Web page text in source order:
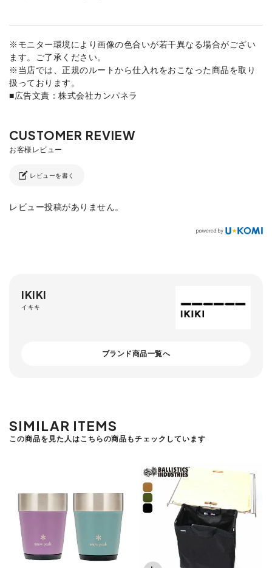
※モニター環境により画像の色合いが若干異なる場合がござい
ます。ご了承ください。
※当店では、正規のルートから仕入れをおこなった商品を取り
扱っております。
■広告文責：株式会社カンパネラ
レビューを書く
レビュー投稿がありません。
IKIKI
イキキ
ブランド商品一覧へ
SIMILAR ITEMS
この商品を見た人はこちらの商品もチェックしています